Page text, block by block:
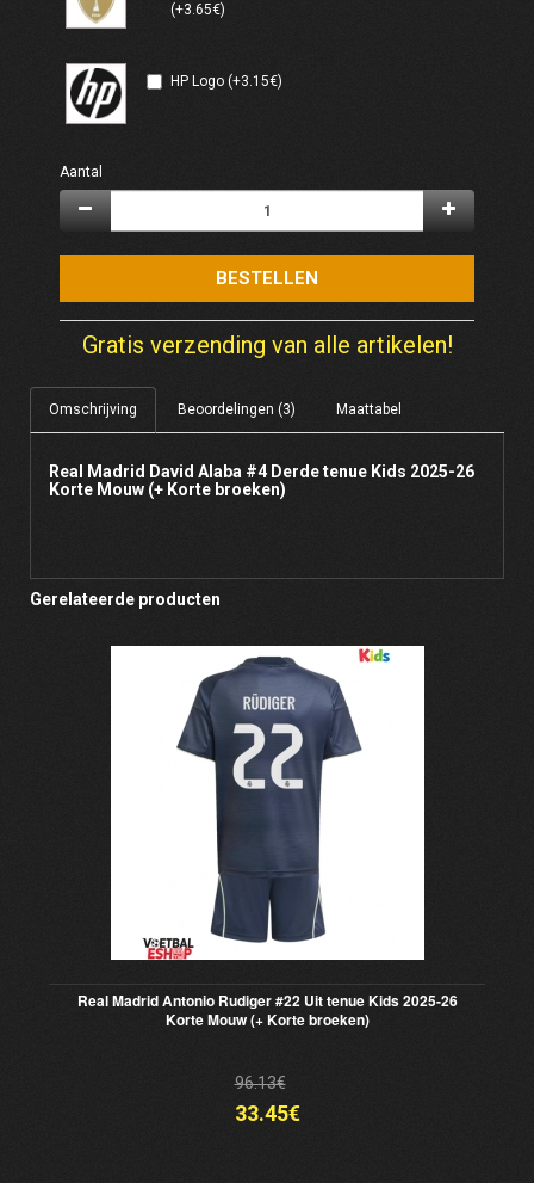
(+3.65€)
HP Logo (+3.15€)
Aantal
BESTELLEN
Gratis verzending van alle artikelen!
Omschrijving Beoordelingen (3) Maattabel
Real Madrid David Alaba #4 Derde tenue Kids 2025-26
Korte Mouw (+ Korte broeken)
Gerelateerde producten
Real Madrid Antonio Rudiger #22 Uit tenue Kids 2025-26
Korte Mouw (+ Korte broeken)
96.13€
33.45€